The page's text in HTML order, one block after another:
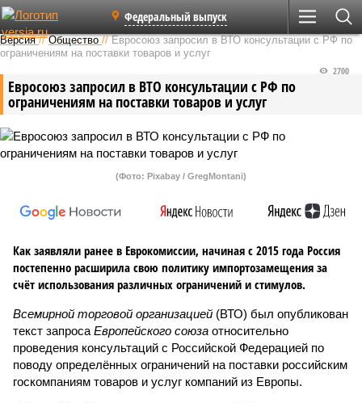
Федеральный выпуск
Версия //Общество //Евросоюз запросил в ВТО консультации с РФ по
ограничениям на поставки товаров и услуг
Евросоюз запросил в ВТО консультации с РФ по
ограничениям на поставки товаров и услуг
2700
(Фото: Pixabay / GregMontani)
Как заявляли ранее в Еврокомиссии, начиная с 2015 года Россия
постепенно расширила свою политику импортозамещения за
счёт использования различных ограничений и стимулов.
Всемирной торговой организацией (ВТО) был опубликован
текст запроса Европейского союза относительно
проведения консультаций с Российской Федерацией по
поводу определённых ограничений на поставки российским
госкомпаниям товаров и услуг компаний из Европы.